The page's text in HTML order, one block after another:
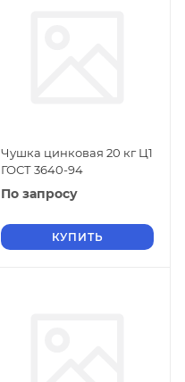
Чушка цинковая 20 кг Ц1
ГОСТ 3640-94
По запросу
КУПИТЬ